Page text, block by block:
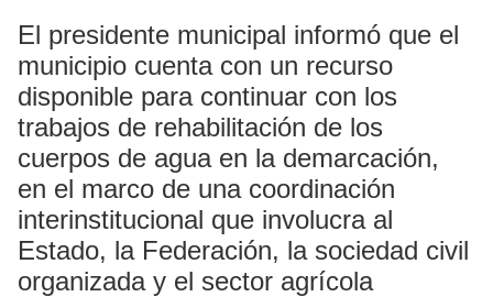
El presidente municipal informó que el
municipio cuenta con un recurso
disponible para continuar con los
trabajos de rehabilitación de los
cuerpos de agua en la demarcación,
en el marco de una coordinación
interinstitucional que involucra al
Estado, la Federación, la sociedad civil
organizada y el sector agrícola